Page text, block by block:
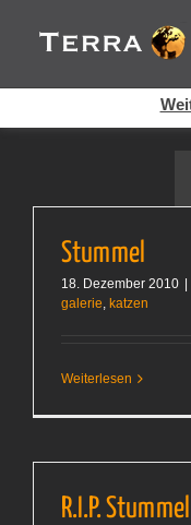
Inhalt
springen
Stummel
18. Dezember 2010
galerie, katzen
Weiterlesen
R.I.P. Stummel
Cookies helfen auf
Dienste. Durch die